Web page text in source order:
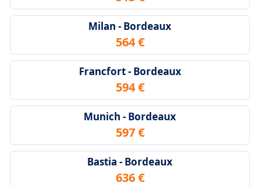
Milan - Bordeaux
564 €
Francfort - Bordeaux
594 €
Munich - Bordeaux
597 €
Bastia - Bordeaux
636 €